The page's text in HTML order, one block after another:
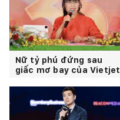
Nữ tỷ phú đứng sau
giấc mơ bay của Vietjet